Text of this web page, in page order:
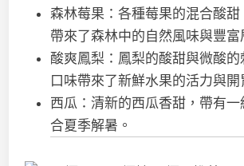
森林莓果：各種莓果的混合酸
帶來了森林中的自然風味與豐富
酸爽鳳梨：鳳梨的酸甜與微酸
口味帶來了新鮮水果的活力與開
西瓜：清新的西瓜香甜，帶有
合夏季解暑。